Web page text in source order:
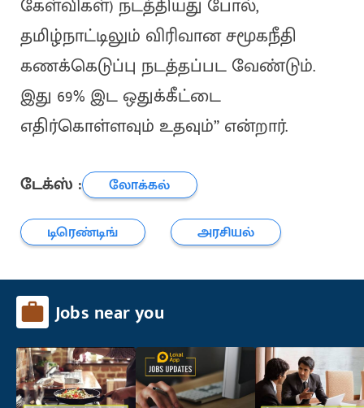
கேள்விகள்) நடத்தியது போல்,
தமிழ்நாட்டிலும் விரிவான சமூகநீதி
கணக்கெடுப்பு நடத்தப்பட வேண்டும்.
இது 69% இட ஒதுக்கீட்டை
எதிர்கொள்ளவும் உதவும்” என்றார்.
டேக்ஸ் :
லோக்கல்
டிரெண்டிங்
அரசியல்
Jobs near you